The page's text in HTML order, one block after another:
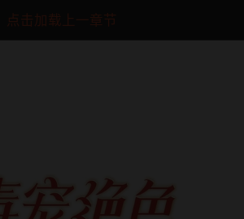
点击加载上一章节